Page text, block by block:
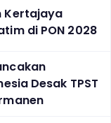
Kertajaya
di PON 2028
Desak TPST